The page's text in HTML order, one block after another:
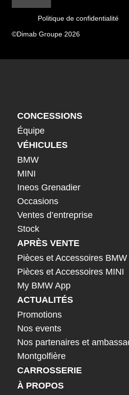
Politique de confidentialité
©Dimab Groupe 2026
CONCESSIONS
Équipe
VÉHICULES
BMW
MINI
Ineos Grenadier
Occasions
Ventes d’entreprise
Stock
APRÈS VENTE
Pièces et Accessoires BMW
Pièces et Accessoires MINI
My BMW App
ACTUALITÉS
Promotions
Nos events
Nos partenaires et
Montgolfière
CARROSSERIE
À PROPOS